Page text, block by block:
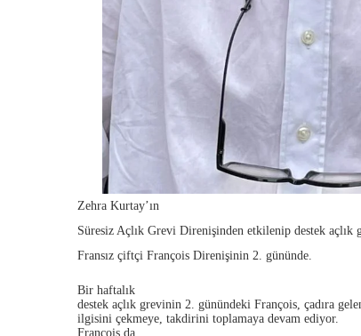
Zehra Kurtay’ın
Süresiz Açlık Grevi Direnişinden etkilenip destek açlık
Fransız çiftçi François Direnişinin 2. gününde.
Bir haftalık
destek açlık grevinin 2. günündeki François, çadıra
ilgisini çekmeye, takdirini toplamaya devam ediyor.
François da